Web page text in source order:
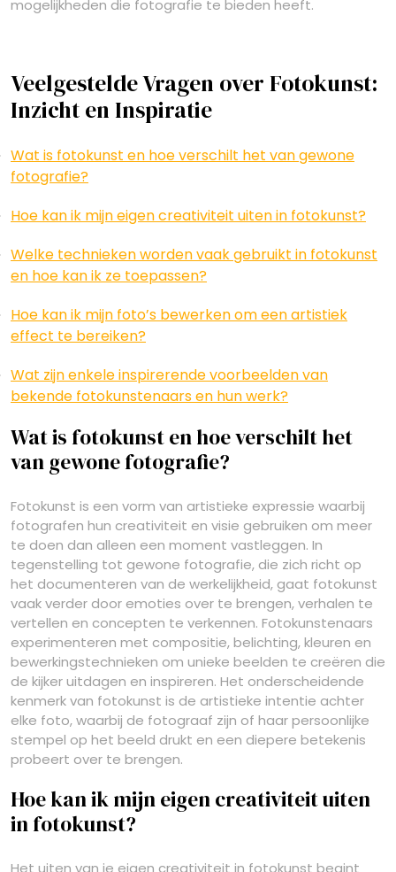
mogelijkheden die fotografie te bieden heeft.
Veelgestelde Vragen over Fotokunst:
Inzicht en Inspiratie
Wat is fotokunst en hoe verschilt het van gewone
fotografie?
Hoe kan ik mijn eigen creativiteit uiten in fotokunst?
Welke technieken worden vaak gebruikt in fotokunst
en hoe kan ik ze toepassen?
Hoe kan ik mijn foto’s bewerken om een artistiek
effect te bereiken?
Wat zijn enkele inspirerende voorbeelden van
bekende fotokunstenaars en hun werk?
Wat is fotokunst en hoe verschilt het
van gewone fotografie?
Fotokunst is een vorm van artistieke expressie waarbij
fotografen hun creativiteit en visie gebruiken om meer
te doen dan alleen een moment vastleggen. In
tegenstelling tot gewone fotografie, die zich richt op
het documenteren van de werkelijkheid, gaat fotokunst
vaak verder door emoties over te brengen, verhalen te
vertellen en concepten te verkennen. Fotokunstenaars
experimenteren met compositie, belichting, kleuren en
bewerkingstechnieken om unieke beelden te creëren die
de kijker uitdagen en inspireren. Het onderscheidende
kenmerk van fotokunst is de artistieke intentie achter
elke foto, waarbij de fotograaf zijn of haar persoonlijke
stempel op het beeld drukt en een diepere betekenis
probeert over te brengen.
Hoe kan ik mijn eigen creativiteit uiten
in fotokunst?
Het uiten van je eigen creativiteit in fotokunst begint